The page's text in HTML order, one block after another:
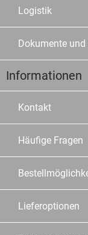
Logistik
Dokumente
Informationen
Kontakt
Häufige Fragen
Lieferoptionen